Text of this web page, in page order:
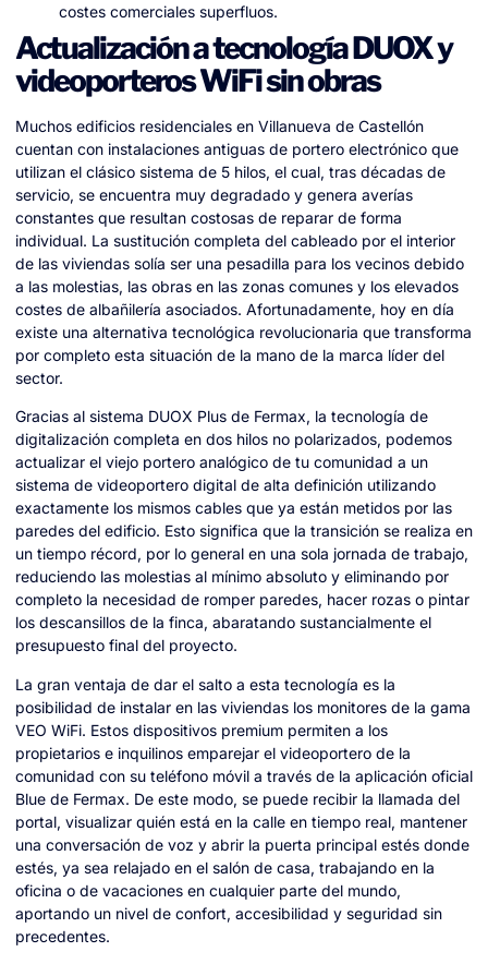
costes comerciales superfluos.
Actualización a tecnología DUOX y
videoporteros WiFi sin obras
Muchos edificios residenciales en Villanueva de Castellón
cuentan con instalaciones antiguas de portero electrónico que
utilizan el clásico sistema de 5 hilos, el cual, tras décadas de
servicio, se encuentra muy degradado y genera averías
constantes que resultan costosas de reparar de forma
individual. La sustitución completa del cableado por el interior
de las viviendas solía ser una pesadilla para los vecinos debido
a las molestias, las obras en las zonas comunes y los elevados
costes de albañilería asociados. Afortunadamente, hoy en día
existe una alternativa tecnológica revolucionaria que transforma
por completo esta situación de la mano de la marca líder del
sector.
Gracias al sistema DUOX Plus de Fermax, la tecnología de
digitalización completa en dos hilos no polarizados, podemos
actualizar el viejo portero analógico de tu comunidad a un
sistema de videoportero digital de alta definición utilizando
exactamente los mismos cables que ya están metidos por las
paredes del edificio. Esto significa que la transición se realiza en
un tiempo récord, por lo general en una sola jornada de trabajo,
reduciendo las molestias al mínimo absoluto y eliminando por
completo la necesidad de romper paredes, hacer rozas o pintar
los descansillos de la finca, abaratando sustancialmente el
presupuesto final del proyecto.
La gran ventaja de dar el salto a esta tecnología es la
posibilidad de instalar en las viviendas los monitores de la gama
VEO WiFi. Estos dispositivos premium permiten a los
propietarios e inquilinos emparejar el videoportero de la
comunidad con su teléfono móvil a través de la aplicación oficial
Blue de Fermax. De este modo, se puede recibir la llamada del
portal, visualizar quién está en la calle en tiempo real, mantener
una conversación de voz y abrir la puerta principal estés donde
estés, ya sea relajado en el salón de casa, trabajando en la
oficina o de vacaciones en cualquier parte del mundo,
aportando un nivel de confort, accesibilidad y seguridad sin
precedentes.